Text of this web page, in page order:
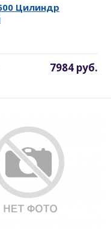
Цилиндр
7984 руб.